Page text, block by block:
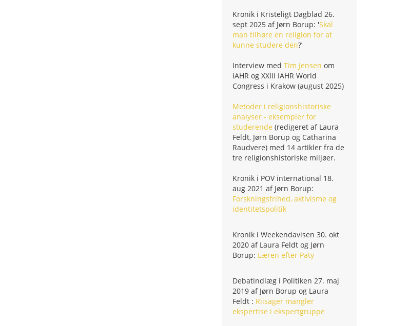
Kronik i Kristeligt Dagblad 26.
sept 2025 af Jørn Borup: 'Skal
man tilhøre en religion for at
kunne studere den?’
Interview med Tim Jensen om
IAHR og XXIII IAHR World
Congress i Krakow (august 2025)
Metoder i religionshistoriske
analyser - eksempler for
studerende (redigeret af Laura
Feldt, Jørn Borup og Catharina
Raudvere) med 14 artikler fra de
tre religionshistoriske miljøer.
Kronik i POV international 18.
aug 2021 af Jørn Borup:
Forskningsfrihed, aktivisme og
identitetspolitik
Kronik i Weekendavisen 30. okt
2020 af Laura Feldt og Jørn
Borup: Læren efter Paty
Debatindlæg i Politiken 27. maj
2019 af Jørn Borup og Laura
Feldt : Riisager mangler
ekspertise i ekspertgruppe